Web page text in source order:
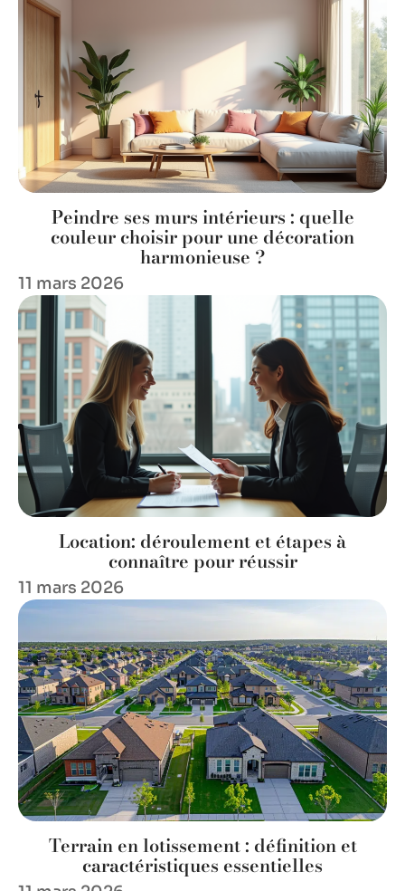
Peindre ses murs intérieurs : quelle
couleur choisir pour une décoration
harmonieuse ?
11 mars 2026
Location: déroulement et étapes à
connaître pour réussir
11 mars 2026
Terrain en lotissement : définition et
caractéristiques essentielles